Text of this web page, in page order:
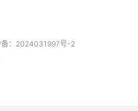
备：2024031997号-2